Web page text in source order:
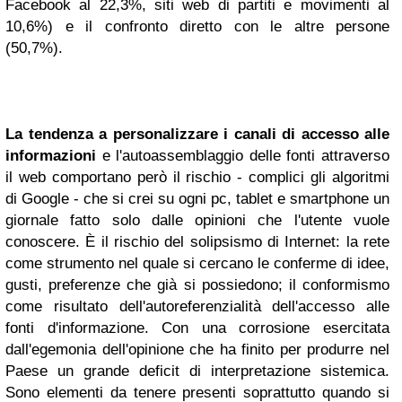
Facebook al 22,3%, siti web di partiti e movimenti al
10,6%) e il confronto diretto con le altre persone
(50,7%).
La tendenza a personalizzare i canali di accesso alle
informazioni e l'autoassemblaggio delle fonti attraverso
il web comportano però il rischio - complici gli algoritmi
di Google - che si crei su ogni pc, tablet e smartphone un
giornale fatto solo dalle opinioni che l'utente vuole
conoscere. È il rischio del solipsismo di Internet: la rete
come strumento nel quale si cercano le conferme di idee,
gusti, preferenze che già si possiedono; il conformismo
come risultato dell'autoreferenzialità dell'accesso alle
fonti d'informazione. Con una corrosione esercitata
dall'egemonia dell'opinione che ha finito per produrre nel
Paese un grande deficit di interpretazione sistemica.
Sono elementi da tenere presenti soprattutto quando si